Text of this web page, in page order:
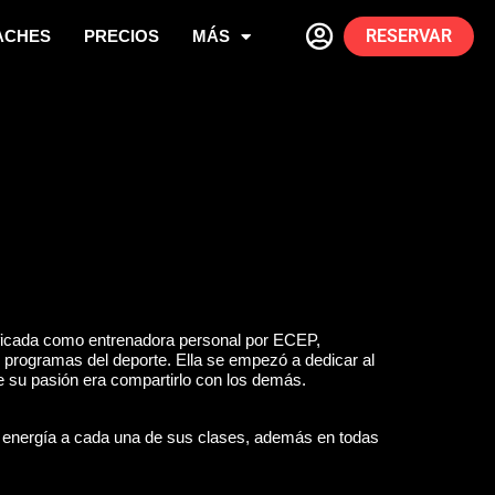
PRECIOS MÁS RESERVAR
como entrenadora personal por ECEP,
del deporte. Ella se empezó a dedicar al
su pasión era compartirlo con los demás.
a cada una de sus clases, además en todas